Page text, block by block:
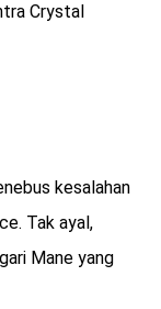
Crystal
kesalahan
Tak ayal,
Mane yang